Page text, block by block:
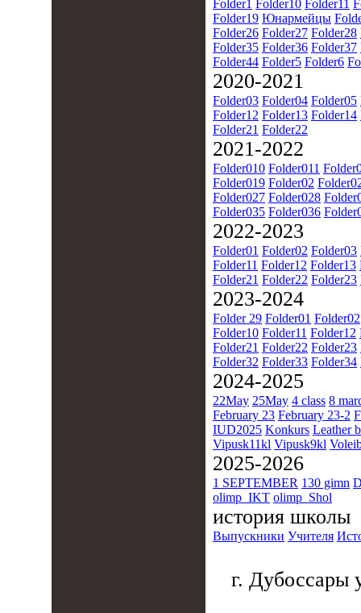
Folder1 Folder10 Folder11
Folder19 Юнармейцы
Folder26 Folder27 Folder28
Folder35 Folder36 Folder37
Folder44 Folder5 Folder6
2020-2021
Folder03 Folder04 Folder05
Folder12 Folder13 Folder14
Folder21 Folder22
2021-2022
Folder010 Folder011
Folder019 Folder02
Folder027 Folder028
Folder035 Folder036
2022-2023
Folder01 Folder02 Folder03
Folder11 Folder12 Folder13
Folder21 Folder22 Folder23
2023-2024
Folder 29 Folder01 Folder02
Folder10 Folder11 Folder12
Folder21 Folder22 Folder23
Folder32 Folder33 Folder34
2024-2025
22May 25May 4 class 8
February 23 February 23-2
IUD2025 Konkurs Leather
Vipusk11kl Vipusk9kl
2025-2026
1 SEPTEMBER 130 gimn
olimp_IKT olimp_Shol
история школы
Выпускники Учителя
г. Дубоссары